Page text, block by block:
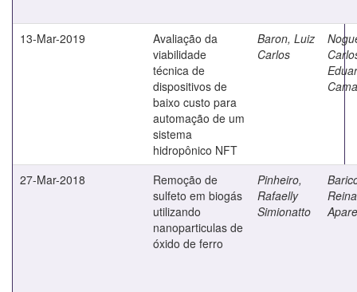
13-Mar-2019
Avaliação da
viabilidade
técnica de
dispositivos de
baixo custo para
automação de um
sistema
hidropônico NFT
Baron, Luiz
Carlos
27-Mar-2018
Remoção de
sulfeto em biogás
utilizando
nanoparticulas de
óxido de ferro
Pinheiro,
Rafaelly
Simionatto